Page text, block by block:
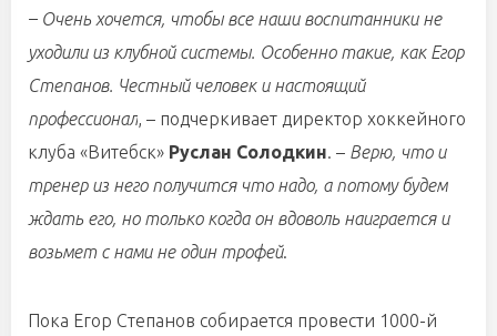
– Очень хочется, чтобы все наши воспитанники не
уходили из клубной системы. Особенно такие, как Егор
Степанов. Честный человек и настоящий
профессионал, – подчеркивает директор хоккейного
клуба «Витебск» Руслан Солодкин. – Верю, что и
тренер из него получится что надо, а потому будем
ждать его, но только когда он вдоволь наиграется и
возьмет с нами не один трофей.
Пока Егор Степанов собирается провести 1000-й